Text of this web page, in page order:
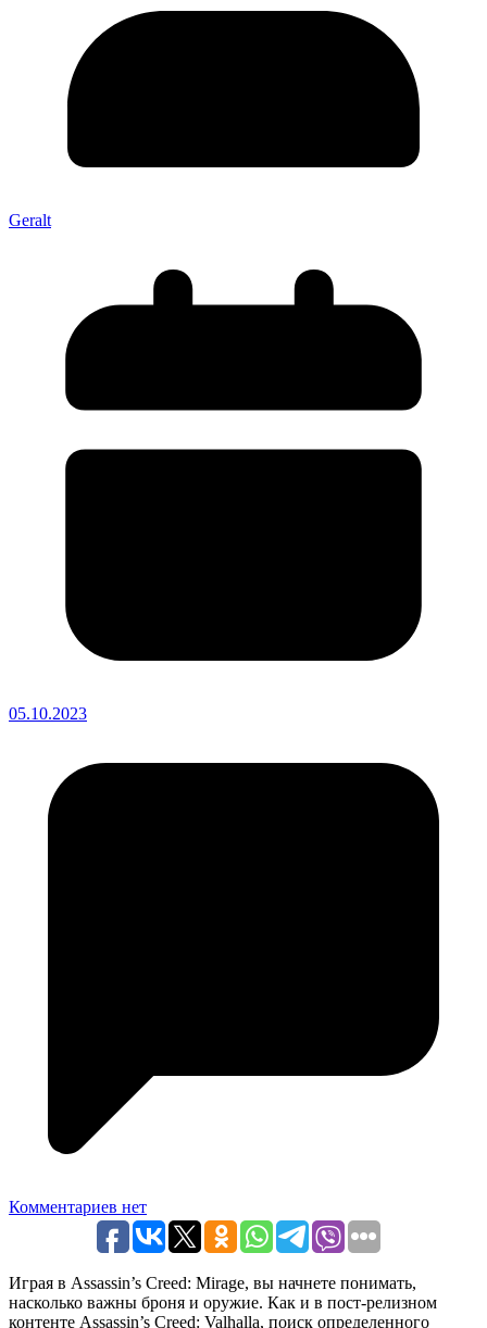
Geralt
05.10.2023
Комментариев нет
Играя в Assassin’s Creed: Mirage, вы начнете понимать,
насколько важны броня и оружие. Как и в пост-релизном
контенте Assassin’s Creed: Valhalla, поиск определенного